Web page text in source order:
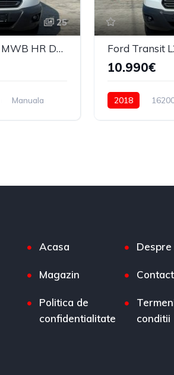
25
Ford Transit L2H2 MWB HR DSL 2019
Manuala
10.990€
2018
Acasa Despre
Magazin Contact
Politica de
confidentialitate
conditii